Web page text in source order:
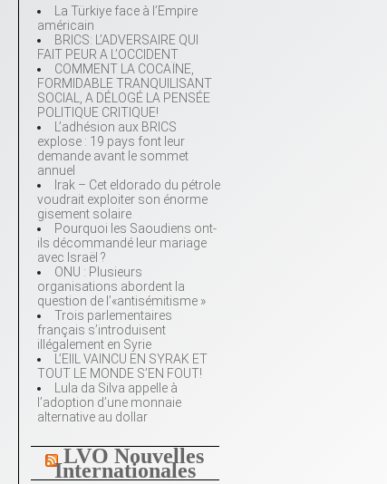
La Türkiye face à l’Empire
américain
BRICS: L’ADVERSAIRE QUI
FAIT PEUR A L’OCCIDENT
COMMENT LA COCAÏNE,
FORMIDABLE TRANQUILISANT
SOCIAL, A DÉLOGÉ LA PENSÉE
POLITIQUE CRITIQUE!
L’adhésion aux BRICS
explose : 19 pays font leur
demande avant le sommet
annuel
Irak – Cet eldorado du pétrole
voudrait exploiter son énorme
gisement solaire
Pourquoi les Saoudiens ont-
ils décommandé leur mariage
avec Israël ?
ONU : Plusieurs
organisations abordent la
question de l’«antisémitisme »
Trois parlementaires
français s’introduisent
illégalement en Syrie
L’EIIL VAINCU EN SYRAK ET
TOUT LE MONDE S’EN FOUT!
Lula da Silva appelle à
l’adoption d’une monnaie
alternative au dollar
LVO Nouvelles
Internationales